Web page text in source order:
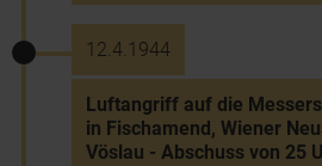
12.4.1944
Luftangriff auf die
in Fischamend, Wiener
Vöslau - Abschuss von 25